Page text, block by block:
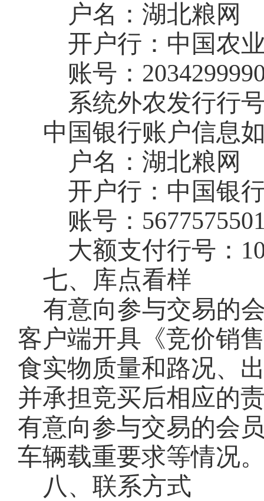
户名：湖北粮网
开户行：中国农
账号：
系统外农发行行
中国银行账户信息
户名：湖北粮网
开户行：中国银
账号：
大额支付行号：
七、库点看样
有意向参与交易的
客户端开具《竞价销
食实物质量和路况、
并承担竞买后相应的
有意向参与交易的会
车辆载重要求等情况
八、联系方式